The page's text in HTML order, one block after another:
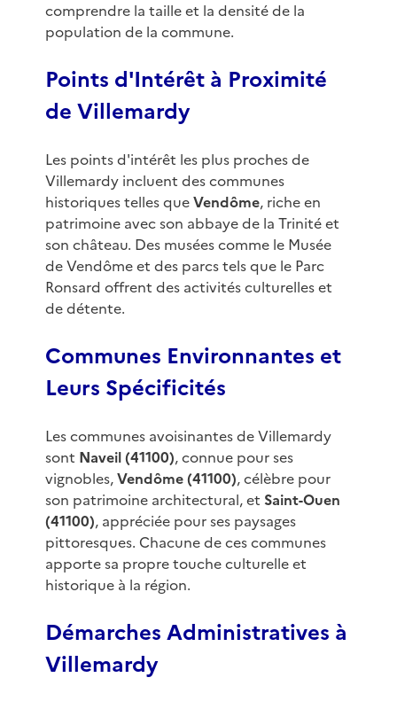
comprendre la taille et la densité de la
population de la commune.
Points d'Intérêt à Proximité
de Villemardy
Les points d'intérêt les plus proches de
Villemardy incluent des communes
historiques telles queVendôme, riche en
patrimoine avec son abbaye de la Trinité et
son château. Des musées comme le Musée
de Vendôme et des parcs tels que le Parc
Ronsard offrent des activités culturelles et
de détente.
Communes Environnantes et
Leurs Spécificités
Les communes avoisinantes de Villemardy
sont Naveil (41100), connue pour ses
vignobles,Vendôme (41100), célèbre pour
son patrimoine architectural, et Saint-Ouen
(41100), appréciée pour ses paysages
pittoresques. Chacune de ces communes
apporte sa propre touche culturelle et
historique à la région.
Démarches Administratives à
Villemardy